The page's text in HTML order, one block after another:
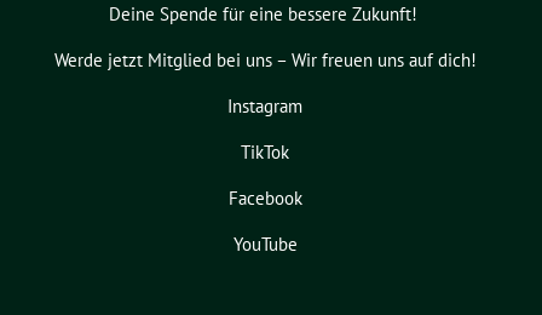
Deine Spende für eine bessere Zukunft!
Werde jetzt Mitglied bei uns – Wir freuen uns auf dich!
Instagram
TikTok
Facebook
YouTube